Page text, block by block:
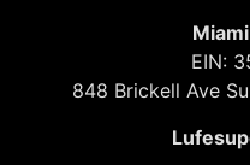
EIN:
848 Brickell Ave